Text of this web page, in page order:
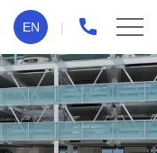
EN